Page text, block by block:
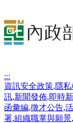
:::
資訊安全政策,隱
訊,新聞發佈,即時
函彙編,徵才公告,
署,組織職掌與願景,